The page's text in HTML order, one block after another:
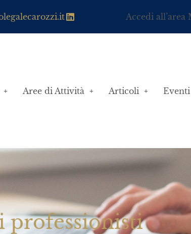
Accedi all’area
Aree di Attività Articoli
professionisti